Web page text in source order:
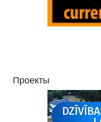
Проекты